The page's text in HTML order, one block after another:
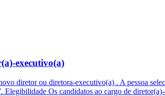
executivo(a)
diretor ou diretora-executivo(a) . A pessoa
Elegibilidade Os candidatos ao cargo de